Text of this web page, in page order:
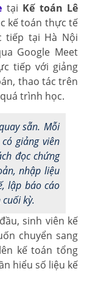
tại Kế toán Lê
kế toán thực tế
tiếp tại Hà Nội
Google Meet
tiếp với giảng
thao tác trên
trình học.
sẵn. Mỗi
giảng viên
đọc chứng
nhập liệu
lập báo cáo
kỳ.
sinh viên kế
chuyển sang
kế toán tổng
hiểu số liệu kế